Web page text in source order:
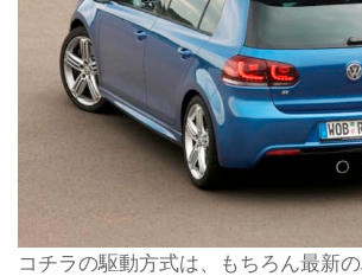
コチラの駆動方式は、もちろん最新